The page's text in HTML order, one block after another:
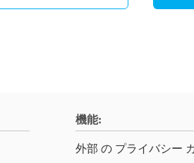
機能:
外部 の プライバシー